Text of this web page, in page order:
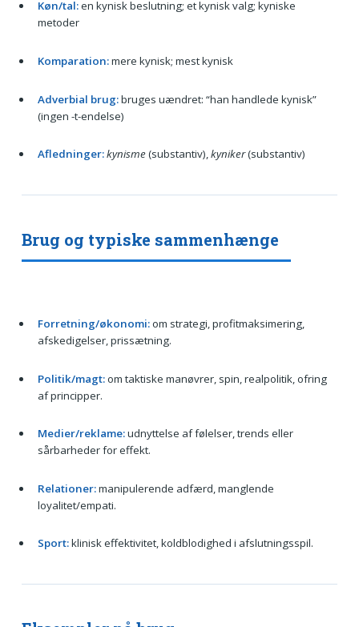
Køn/tal:en kynisk beslutning; et kynisk valg; kyniske
metoder
Komparation:mere kynisk; mest kynisk
Adverbial brug:bruges uændret: “han handlede kynisk”
(ingen -t-endelse)
Afledninger:kynisme(substantiv),kyniker(substantiv)
Brug og typiske sammenhænge
Forretning/økonomi:om strategi, profitmaksimering,
afskedigelser, prissætning.
Politik/magt:om taktiske manøvrer, spin, realpolitik, ofring
af principper.
Medier/reklame:udnyttelse af følelser, trends eller
sårbarheder for effekt.
Relationer:manipulerende adfærd, manglende
loyalitet/empati.
Sport:klinisk effektivitet, koldblodighed i afslutningsspil.